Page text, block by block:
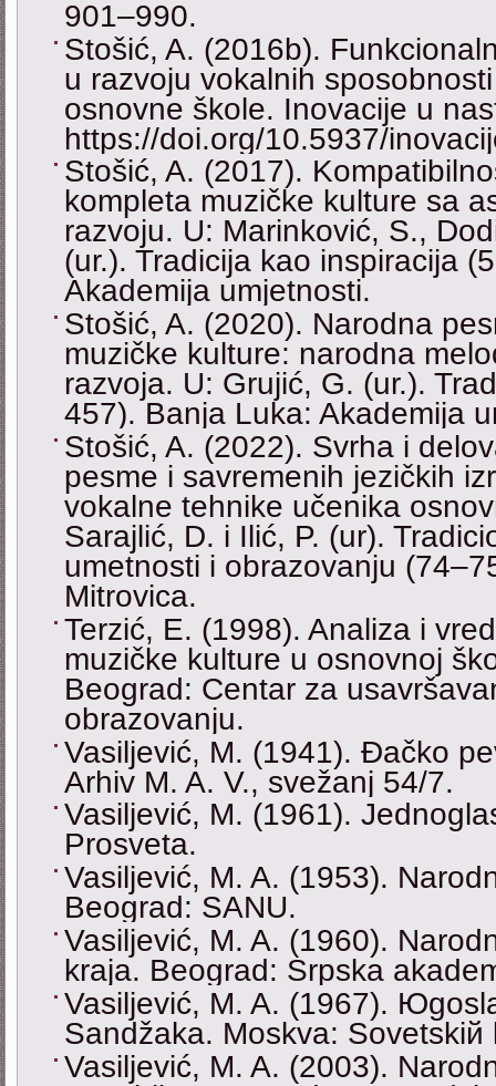
901–990.
Stošić, A. (2016b).
u razvoju vokalnih
osnovne škole. Inovacije u
https://doi.org/10.5937/
Stošić, A. (2017).
kompleta muzičke kulture sa
razvoju. U: Marinković, S.,
(ur.). Tradicija kao inspiracija
Akademija umjetnosti.
Stošić, A. (2020). Narodna
muzičke kulture: narodna
razvoja. U: Grujić, G. (ur.).
457). Banja Luka: Akademija
Stošić, A. (2022). Svrha i
pesme i savremenih jezičkih
vokalne tehnike učenika
Sarajlić, D. i Ilić, P. (ur).
umetnosti i obrazovanju
Mitrovica.
Terzić, E. (1998). Analiza i
muzičke kulture u osnovnoj
Beograd: Centar za
obrazovanju.
Vasiljević, M. (1941). Đačko
Arhiv M. A. V., svežanj 54/7.
Vasiljević, M. (1961).
Prosveta.
Vasiljević, M. A. (1953).
Beograd: SANU.
Vasiljević, M. A. (1960).
kraja. Beograd: Srpska
Vasiljević, M. A. (1967).
Sandžaka. Moskva:
Vasiljević, M. A. (2003).